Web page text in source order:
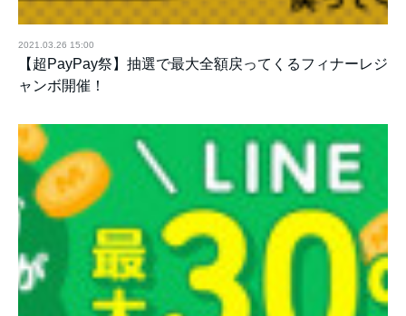
2021.03.26 15:00
【超PayPay祭】抽選で最大全額戻ってくるフィナーレジ
ャンボ開催！